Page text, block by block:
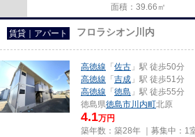
面積：39.66㎡
賃貸｜アパート フロラシオン川内
高徳線 「 佐古 」駅 徒歩50分
高徳線 「 吉成 」駅 徒歩51分
高徳線 「 徳島 」駅 徒歩55分
徳島県徳島市川内町北原
4.1万円
築年数：築28年 ｜募集中： 1